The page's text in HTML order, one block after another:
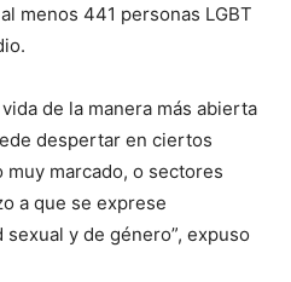
menos 441 personas LGBT
de la manera más abierta
despertar en ciertos
marcado, o sectores
a que se exprese
y de género”, expuso